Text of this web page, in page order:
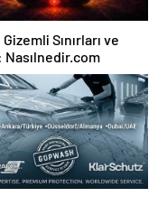
Sınırları ve
Nasılnedir.com